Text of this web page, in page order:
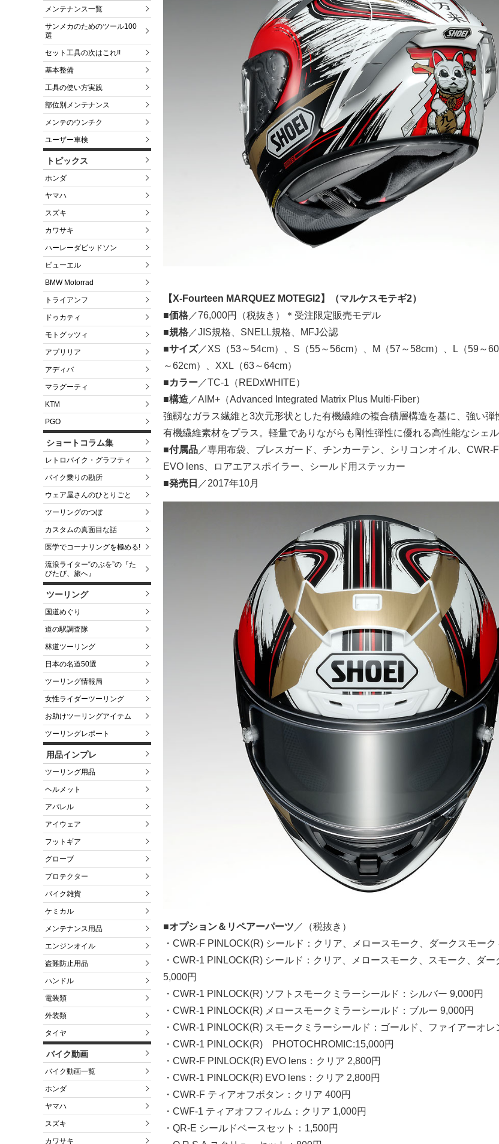
メンテナンス一覧
サンメカのためのツール100
選
セット工具の次はこれ!!
基本整備
工具の使い方実践
部位別メンテナンス
メンテのウンチク
ユーザー車検
トピックス
ホンダ
ヤマハ
スズキ
カワサキ
ハーレーダビッドソン
ビューエル
BMW Motorrad
トライアンフ
ドゥカティ
モトグッツィ
アプリリア
アディバ
マラグーティ
KTM
PGO
ショートコラム集
レトロバイク・グラフティ
バイク乗りの勘所
ウェア屋さんのひとりごと
ツーリングのつぼ
カスタムの真面目な話
医学でコーナリングを極める!
流浪ライター“のぶを”の『た
びたび、旅へ』
ツーリング
国道めぐり
道の駅調査隊
林道ツーリング
日本の名道50選
ツーリング情報局
女性ライダーツーリング
お助けツーリングアイテム
ツーリングレポート
用品インプレ
ツーリング用品
ヘルメット
アパレル
アイウェア
フットギア
グローブ
プロテクター
バイク雑貨
ケミカル
メンテナンス用品
エンジンオイル
盗難防止用品
ハンドル
電装類
外装類
タイヤ
バイク動画
バイク動画一覧
ホンダ
ヤマハ
スズキ
カワサキ
【X-Fourteen MARQUEZ MOTEGI2】（マルケスモテギ2）
■価格 ／76,000円（税抜き）＊受注限定販売モデル
■規格 ／JIS規格、SNELL規格、MFJ公認
■サイズ／XS（53～54cm）、S（55～56cm）、M（57～58cm）、L（59～
～62cm）、XXL（63～64cm）
■カラー ／TC-1（REDxWHITE）
■構造 ／AIM+（Advanced Integrated Matrix Plus Multi-Fiber）
強靱なガラス繊維と3次元形状とした有機繊維の複合積層構造を基に、強い弾
有機繊維素材をプラス。軽量でありながらも剛性弾性に優れる高性能なシェル
■付属品 ／専用布袋、ブレスガード、チンカーテン、シリコンオイル、CWR-
EVO lens、ロアエアスポイラー、シールド用ステッカー
■発売日 ／2017年10月
■オプション＆リペアーパーツ ／（税抜き）
・CWR-F PINLOCK(R) シールド：クリア、メロースモーク、ダークスモーク
・CWR-1 PINLOCK(R) シールド：クリア、メロースモーク、スモーク、ダー
5,000円
・CWR-1 PINLOCK(R) ソフトスモークミラーシールド：シルバー 9,000円
・CWR-1 PINLOCK(R) メロースモークミラーシールド：ブルー 9,000円
・CWR-1 PINLOCK(R) スモークミラーシールド：ゴールド、ファイアーオレ
・CWR-1 PINLOCK(R) PHOTOCHROMIC:15,000円
・CWR-F PINLOCK(R) EVO lens：クリア 2,800円
・CWR-1 PINLOCK(R) EVO lens：クリア 2,800円
・CWR-F ティアオフボタン：クリア 400円
・CWF-1 ティアオフフィルム：クリア 1,000円
・QR-E シールドベースセット：1,500円